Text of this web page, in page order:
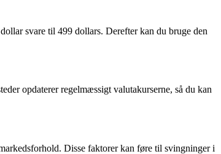
svare til 499 dollars. Derefter kan du bruge den
opdaterer regelmæssigt valutakurserne, så du kan
Disse faktorer kan føre til svingninger i